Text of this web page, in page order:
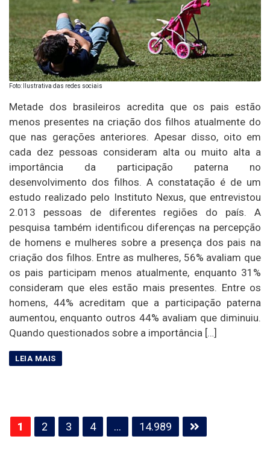
Foto: Ilustrativa das redes sociais
Metade dos brasileiros acredita que os pais estão
menos presentes na criação dos filhos atualmente do
que nas gerações anteriores. Apesar disso, oito em
cada dez pessoas consideram alta ou muito alta a
importância da participação paterna no
desenvolvimento dos filhos. A constatação é de um
estudo realizado pelo Instituto Nexus, que entrevistou
2.013 pessoas de diferentes regiões do país. A
pesquisa também identificou diferenças na percepção
de homens e mulheres sobre a presença dos pais na
criação dos filhos. Entre as mulheres, 56% avaliam que
os pais participam menos atualmente, enquanto 31%
consideram que eles estão mais presentes. Entre os
homens, 44% acreditam que a participação paterna
aumentou, enquanto outros 44% avaliam que diminuiu.
Quando questionados sobre a importância […]
Paginação
de
1 2 3 4 … 14.989